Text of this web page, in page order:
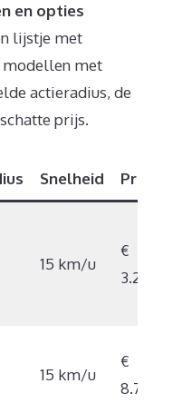
en opties
lijstje met
modellen met
actieradius, de
prijs.
Snelheid Prijs
15 km/u
€
3.295
15 km/u
€
8.702